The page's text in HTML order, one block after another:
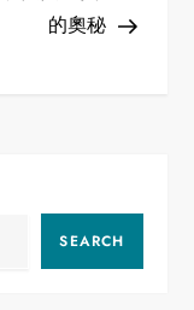
的奧秘
SEARCH